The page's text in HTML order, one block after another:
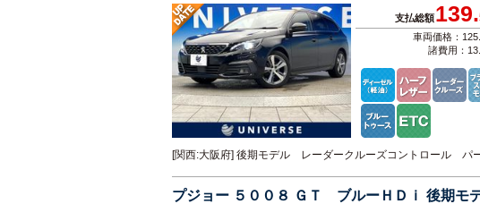
続 純正１７インチＡＷ 禁煙車
支払総額139.
車両価格：
諸費用：
[関西:大阪府] 後期モデル レーダークルーズコントロール
プジョー ５００８ ＧＴ ブルーＨＤｉ 後期